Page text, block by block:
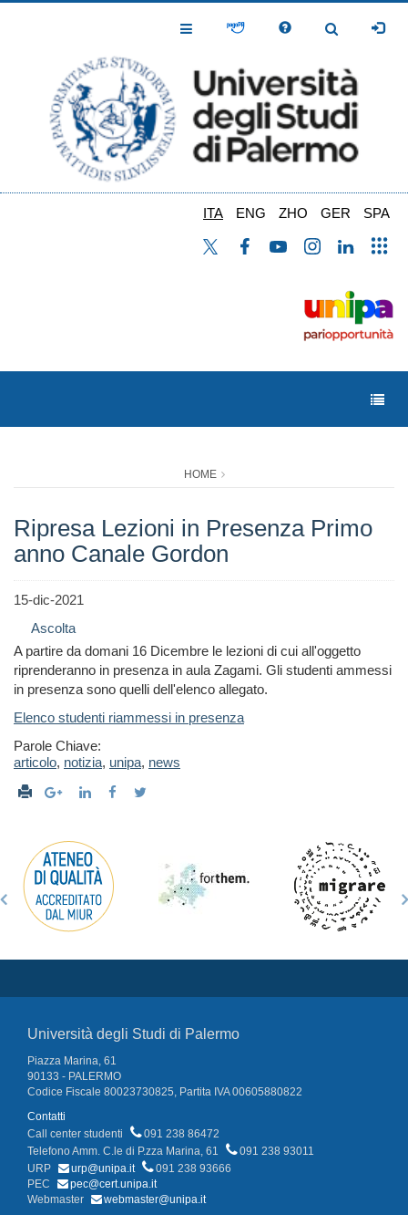
Toggle
Toggle
ITA ENG ZHO GER SPA
HOME
Ripresa Lezioni in Presenza Primo
anno Canale Gordon
15-dic-2021
Ascolta
A partire da domani 16 Dicembre le lezioni di cui all'oggetto
riprenderanno in presenza in aula Zagami. Gli studenti ammessi
in presenza sono quelli dell'elenco allegato.
Elenco studenti riammessi in presenza
Parole Chiave:
articolo, notizia, unipa, news
Università degli Studi di Palermo
Piazza Marina, 61
90133 - PALERMO
Codice Fiscale 80023730825, Partita IVA 00605880822
Contatti
Call center studenti
091 238 86472
Telefono Amm. C.le di P.zza Marina, 61
091 238 93011
URP
urp@unipa.it
091 238 93666
PEC
pec@cert.unipa.it
Webmaster
webmaster@unipa.it